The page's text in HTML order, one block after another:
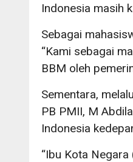
Indonesia masih
Sebagai
“Kami sebagai
BBM oleh
Sementara,
PB PMII, M
Indonesia
“Ibu Kota